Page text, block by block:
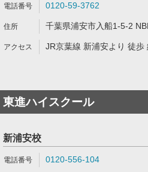
0120-59-3762
千葉県浦安市入船1-5-2
JR京葉線 新浦安より 徒歩
東進ハイスクール
新浦安校
0120-556-104